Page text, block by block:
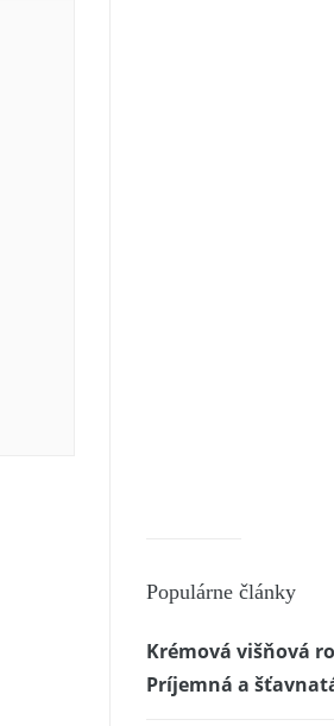
Populárne články
Krémová višňová
Príjemná a